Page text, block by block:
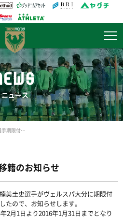
ニュース
楠美圭史選手期限付き移籍のお知らせ
籍のお知らせ
美圭史選手がヴェルスパ大分に期限付
たので、お知らせします。
2月1日より2016年1月31日までとなり